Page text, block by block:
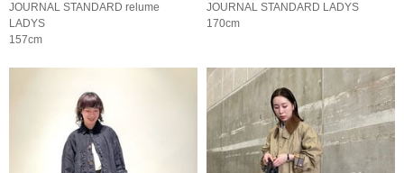
JOURNAL STANDARD relume
LADYS
157cm
JOURNAL STANDARD LADYS
170cm